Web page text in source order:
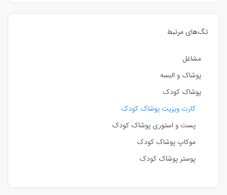
تگ‌های مرتبط
مشاغل
پوشاک و البسه
پوشاک کودک
کارت ویزیت پوشاک کودک
پست و استوری پوشاک کودک
موکاپ پوشاک کودک
پوستر پوشاک کودک